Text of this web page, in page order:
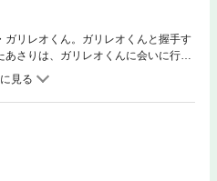
リレオくん。ガリレオくんと握手す
さりは、ガリレオくんに会いに行く